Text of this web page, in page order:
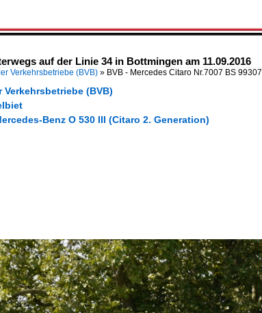
auf der Linie 34 in Bottmingen am 11.09.2016
Verkehrsbetriebe (BVB) » BVB - Mercedes Citaro Nr.7007 BS 99307
(BVB)
Benz O 530 III (Citaro 2. Generation)